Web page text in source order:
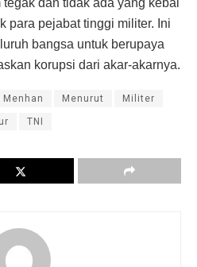
dan tidak ada yang kebal
para pejabat tinggi militer. Ini
bangsa untuk berupaya
korupsi dari akar-akarnya.
Menhan Menurut Militer
TNI